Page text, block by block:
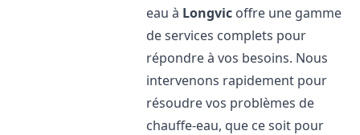
eau à Longvic offre une gamme
de services complets pour
répondre à vos besoins. Nous
intervenons rapidement pour
résoudre vos problèmes de
chauffe-eau, que ce soit pour